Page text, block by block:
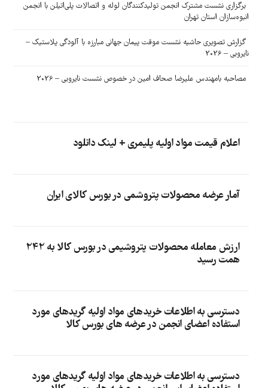
برگزاری نشست مشترک انجمن تولیدکنندگان لوله و اتصالات پلی‌اتیلن با انجمن
انبوه‌سازان استان تهران
گزارش تصویری حاشیه نشست موقت پیمان جهانی مبارزه با آلودگی پلاستیک –
نایروبی – 2026
مصاحبه بامهندس علیرضا صحاف امین در خصوص نشست نایروبی – 2026
اعلام قیمت مواد اولیه پلیمری + لینک دانلود
آمار عرضه محصولات پتروشمی در بورس کالای ایران
ارزش معامله محصولات پتروشیمی در بورس کالا به 242
همت رسید
دسترسی به اطلاعات خریدهای مواد اولیه گریدهای مورد
استفاده اعضای انجمن در عرضه های بورس کالا
دسترسی به اطلاعات خریدهای مواد اولیه گریدهای مورد